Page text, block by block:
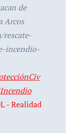
de
Arcos
rescate-
incendio-
- Realidad